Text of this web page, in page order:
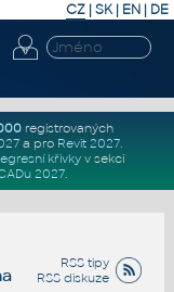
CZ | SK| EN | DE
registrovaných
a pro Revit 2027.
křivkyv sekci
2027.
RSS tipy
RSS diskuze